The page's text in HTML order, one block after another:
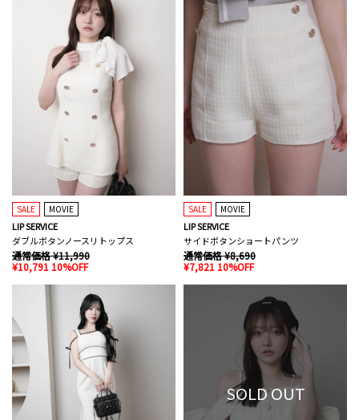
SALE MOVIE
LIP SERVICE
ダブルボタンノースリトップス
通常価格 ¥11,990
¥10,791 10%OFF
SALE MOVIE
LIP SERVICE
サイドボタンショートパンツ
通常価格 ¥8,690
¥7,821 10%OFF
SOLD OUT